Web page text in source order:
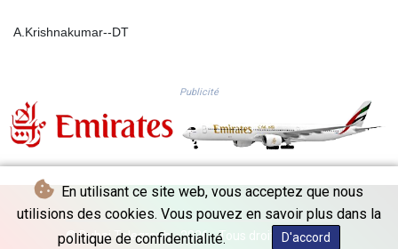
En utilisant ce site web, vous acceptez que nous
utilisions des cookies. Vous pouvez en savoir plus dans la
politique de confidentialité.
D'accord
SEK 10.965245
SLE 28.345475
STD 23849.43576
STN 24.45488
SVC 10.079447
A.Krishnakumar--DT
Publicité
© Dubai Telegraph - 2026 - Tous droits réservés